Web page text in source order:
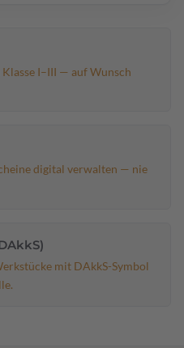
I–III — auf Wunsch
digital verwalten — nie
mit DAkkS-Symbol